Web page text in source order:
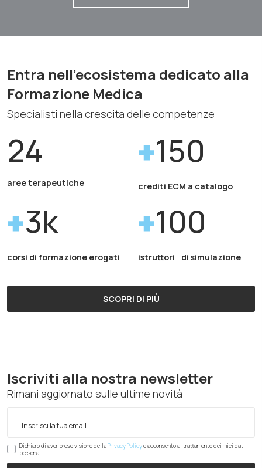
Entra nell'ecosistema dedicato alla
Formazione Medica
Specialisti nella crescita delle competenze
24
aree terapeutiche
150
crediti ECM a catalogo
3k
corsi di formazione erogati
100
istruttori di simulazione
SCOPRI DI PIÙ
Iscriviti alla nostra newsletter
Rimani aggiornato sulle ultime novità
Dichiaro di aver preso visione dellaPrivacy Policye acconsento al trattamento dei miei dati
personali.